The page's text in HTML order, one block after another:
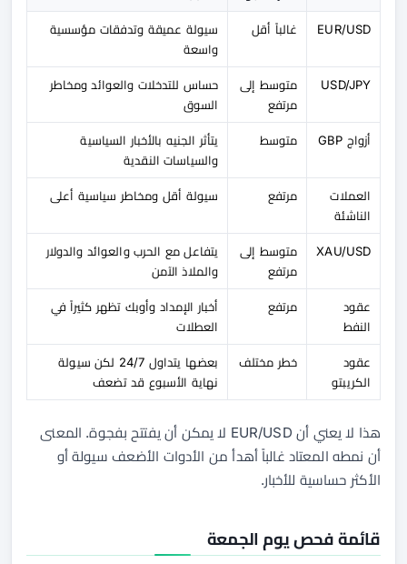
EUR/USD غالباً أقل
سيولة عميقة وتدفقات مؤسسية
واسعة
USD/JPY
متوسط إلى
مرتفع
حساس للتدخلات والعوائد ومخاطر
السوق
أزواج GBP متوسط
يتأثر الجنيه بالأخبار السياسية
والسياسات النقدية
العملات
الناشئة
مرتفع سيولة أقل ومخاطر سياسية أعلى
XAU/USD
متوسط إلى
مرتفع
يتفاعل مع الحرب والعوائد والدولار
والملاذ الآمن
عقود
النفط
مرتفع
أخبار الإمداد وأوبك تظهر كثيراً في
العطلات
عقود
الكريبتو
خطر مختلف
بعضها يتداول 24/7 لكن سيولة
نهاية الأسبوع قد تضعف
هذا لا يعني أن EUR/USD لا يمكن أن يفتتح بفجوة. المعنى
أن نمطه المعتاد غالباً أهدأ من الأدوات الأضعف سيولة أو
الأكثر حساسية للأخبار.
قائمة فحص يوم الجمعة